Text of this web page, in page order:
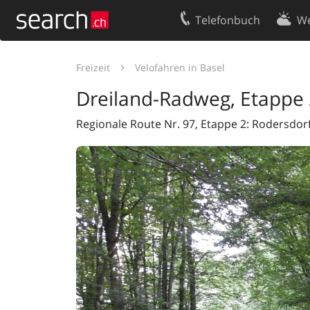
Telefonbuch
Freizeit Velofahren in Basel
Dreiland-Radweg, Etappe
Regionale Route Nr. 97, Etappe 2: